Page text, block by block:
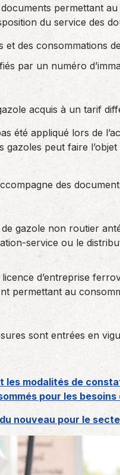
permettant
du service des
et des consommations
par un numéro
acquis à un tarif
été appliqué lors de
peut faire
des
gazole non routier
service ou le
d’entreprise
permettant au
sont entrées en
modalités de
pour les
nouveau pour le